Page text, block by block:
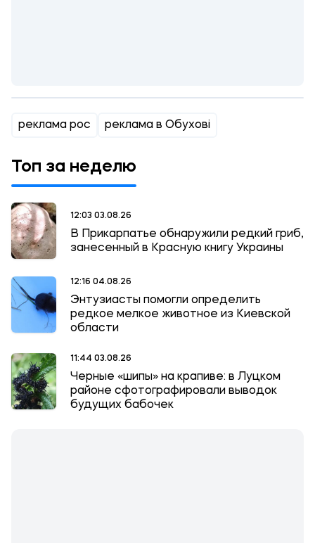
реклама рос реклама в Обухові
Топ за неделю
12:03 03.08.26
В Прикарпатье обнаружили редкий гриб,
занесенный в Красную книгу Украины
12:16 04.08.26
Энтузиасты помогли определить
редкое мелкое животное из Киевской
области
11:44 03.08.26
Черные «шипы» на крапиве: в Луцком
районе сфотографировали выводок
будущих бабочек